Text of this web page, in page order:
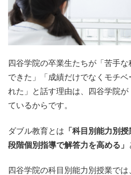
四谷学院の卒業生たちが「苦手
できた」「成績だけでなくモチ
れた」と話す理由は、四谷学院
ているからです。
ダブル教育とは 「科目別能力別
段階個別指導で解答力を高める」
四谷学院の科目別能力別授業で